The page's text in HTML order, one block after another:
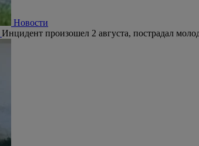
Новости
Инцидент произошел 2 августа, пострадал